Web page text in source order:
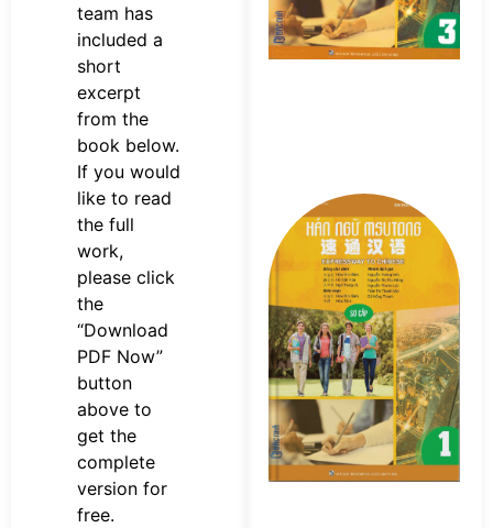
team has
included a
short
excerpt
from the
book below.
If you would
like to read
the full
work,
please click
the
“Download
PDF Now”
button
above to
get the
complete
version for
free.